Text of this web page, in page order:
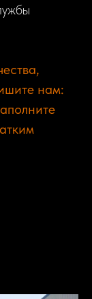
нам: